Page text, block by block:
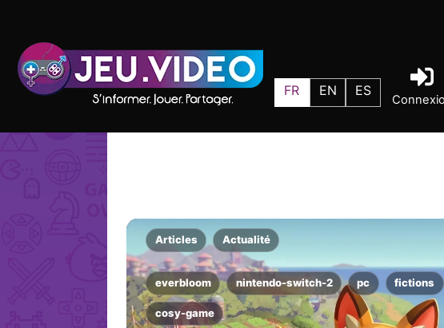
FR EN ES
Articles Actualité
everbloom nintendo-switch-2 pc fictions
cosy-game